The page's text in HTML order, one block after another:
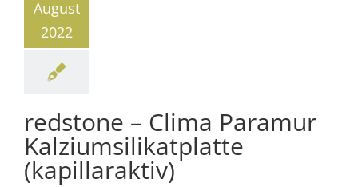
August
2022
redstone – Clima Paramur
Kalziumsilikatplatte
(kapillaraktiv)